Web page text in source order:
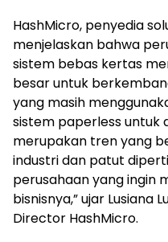
HashMicro, penyedia
menjelaskan bahwa
sistem bebas kertas
besar untuk
yang masih
sistem paperless untuk
merupakan tren yang
industri dan patut
perusahaan yang ingin
bisnisnya,” ujar Lusiana
Director HashMicro.